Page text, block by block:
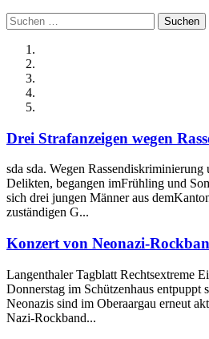
Suchen
nach:
Drei Strafanzeigen wegen
sda sda. Wegen Rassendiskriminierung
Delikten, begangen imFrühling und
sich drei jungen Männer aus
zuständigen G...
Konzert von Neonazi-
Langenthaler Tagblatt Rechtsextreme
Donnerstag im Schützenhaus entpuppt
Neonazis sind im Oberaargau erneut
Nazi-Rockband...